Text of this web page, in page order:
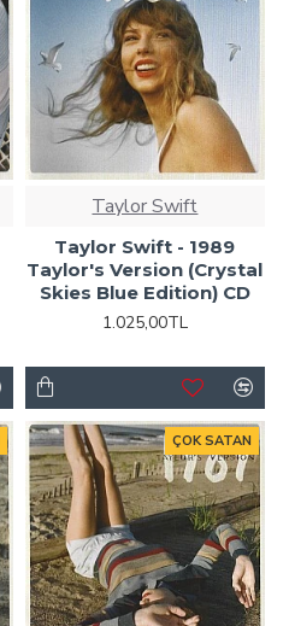
Taylor Swift
Taylor Swift - 1989
Taylor's Version (Crystal
Skies Blue Edition) CD
1.025,00TL
ÇOK SATAN